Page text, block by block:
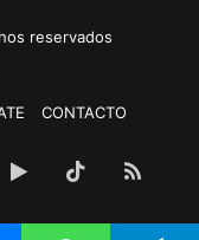
reservados
CONTACTO
Google
Play
TikTokRSS